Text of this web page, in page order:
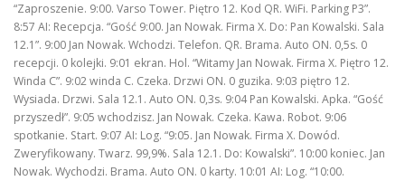
“Zaproszenie. 9:00. Varso Tower. Piętro 12. Kod QR. WiFi. Parking P3”.
8:57 AI: Recepcja. “Gość 9:00. Jan Nowak. Firma X. Do: Pan Kowalski. Sala
12.1”. 9:00 Jan Nowak. Wchodzi. Telefon. QR. Brama. Auto ON. 0,5s. 0
recepcji. 0 kolejki. 9:01 ekran. Hol. “Witamy Jan Nowak. Firma X. Piętro 12.
Winda C”. 9:02 winda C. Czeka. Drzwi ON. 0 guzika. 9:03 piętro 12.
Wysiada. Drzwi. Sala 12.1. Auto ON. 0,3s. 9:04 Pan Kowalski. Apka. “Gość
przyszedł”. 9:05 wchodzisz. Jan Nowak. Czeka. Kawa. Robot. 9:06
spotkanie. Start. 9:07 AI: Log. “9:05. Jan Nowak. Firma X. Dowód.
Zweryfikowany. Twarz. 99,9%. Sala 12.1. Do: Kowalski”. 10:00 koniec. Jan
Nowak. Wychodzi. Brama. Auto ON. 0 karty. 10:01 AI: Log. “10:00.